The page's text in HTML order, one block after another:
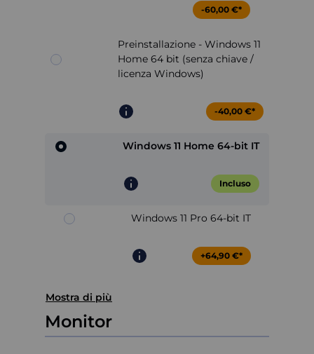
-60,00 €*
Preinstallazione - Windows 11
Home 64 bit (senza chiave /
licenza Windows)
-40,00 €*
Windows 11 Home 64-bit IT
Incluso
Windows 11 Pro 64-bit IT
+64,90 €*
Mostra di più
Monitor